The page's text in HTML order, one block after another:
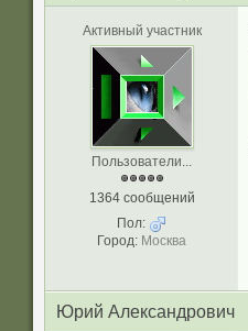
Активный участник
Пользователи...
1364 сообщений
Пол:
Город: Москва
Юрий Александрович